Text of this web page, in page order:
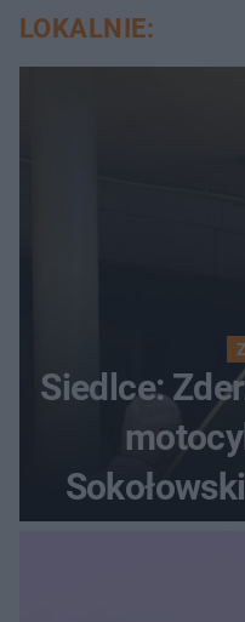
LOKALNIE:
Siedlce: